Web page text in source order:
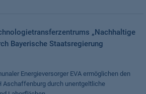
„Nachhaltige
Bayerische Staatsregierung
Energieversorger EVA ermöglichen den
Aschaffenburg durch unentgeltliche